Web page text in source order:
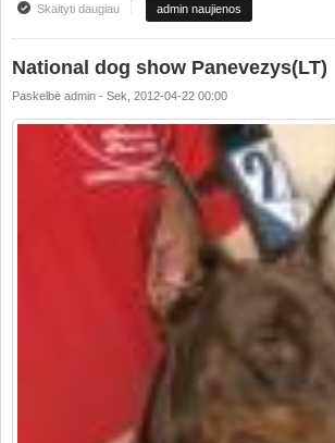
Skaityti daugiauapie Nacionalinė šunų paroda Panevėžyje
admin naujienos
National dog show Panevezys(LT)
Paskelbė admin - Sek, 2012-04-22 00:00